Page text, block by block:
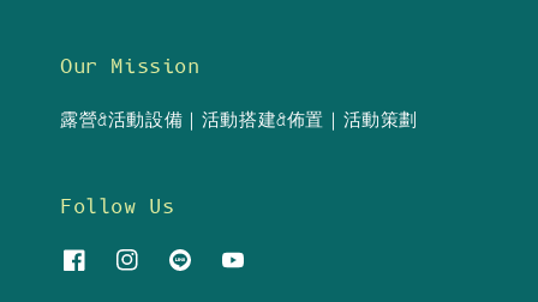
Our Mission
露營&活動設備｜活動搭建&佈置｜活動策劃
Follow Us